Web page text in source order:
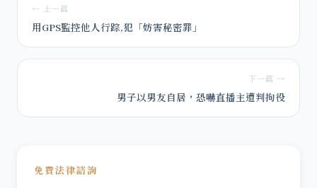
← 上一篇
用GPS監控他人行踪,犯「妨害秘密罪」
下一篇 →
男子以男友自居，恐嚇直播主遭判拘役
免費法律諮詢